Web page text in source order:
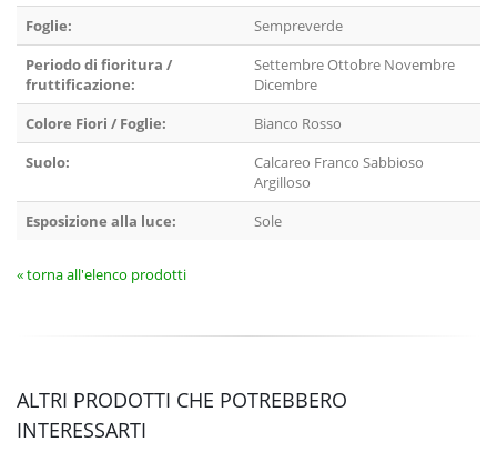
Foglie:
Sempreverde
Periodo di fioritura /
fruttificazione:
Settembre Ottobre Novembre
Dicembre
Colore Fiori / Foglie:
Bianco Rosso
Suolo:
Calcareo Franco Sabbioso
Argilloso
Esposizione alla luce:
Sole
« torna all'elenco prodotti
ALTRI PRODOTTI CHE POTREBBERO
INTERESSARTI